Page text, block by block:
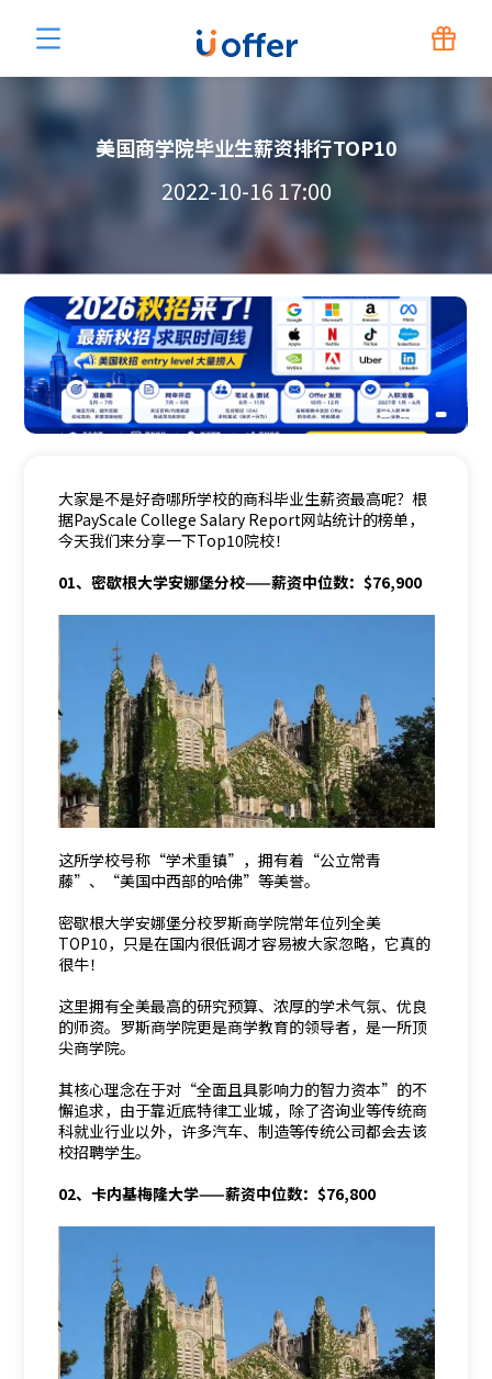
美国商学院毕业生薪资排行TOP10
2022-10-16 17:00
大家是不是好奇哪所学校的商科毕业生薪资最高呢？根
据PayScale College Salary Report网站统计的榜单，
今天我们来分享一下Top10院校！
01、密歇根大学安娜堡分校——薪资中位数：$76,900
这所学校号称“学术重镇”，拥有着“公立常青
藤”、“美国中西部的哈佛”等美誉。
密歇根大学安娜堡分校罗斯商学院常年位列全美
TOP10，只是在国内很低调才容易被大家忽略，它真的
很牛！
这里拥有全美最高的研究预算、浓厚的学术气氛、优良
的师资。罗斯商学院更是商学教育的领导者，是一所顶
尖商学院。
其核心理念在于对“全面且具影响力的智力资本”的不
懈追求，由于靠近底特律工业城，除了咨询业等传统商
科就业行业以外，许多汽车、制造等传统公司都会去该
校招聘学生。
02、卡内基梅隆大学——薪资中位数：$76,800